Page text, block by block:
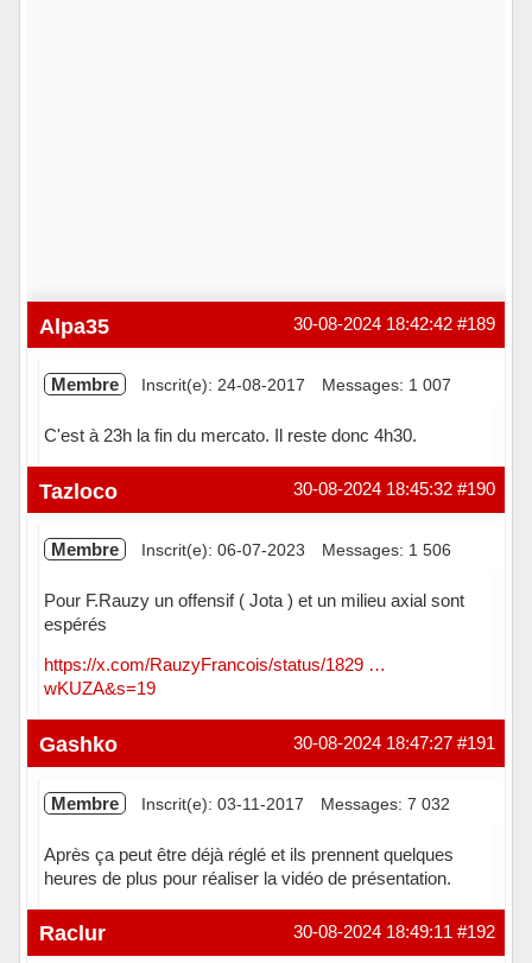
#189
30-08-2024 18:42:42
Alpa35
Membre Inscrit(e): 24-08-2017 Messages: 1 007
C'est à 23h la fin du mercato. Il reste donc 4h30.
Hors ligne #190
30-08-2024 18:45:32
Tazloco
Membre Inscrit(e): 06-07-2023 Messages: 1 506
Pour F.Rauzy un offensif ( Jota ) et un milieu axial sont
espérés
https://x.com/RauzyFrancois/status/1829 …
wKUZA&s=19
Hors ligne #191
30-08-2024 18:47:27
Gashko
Membre Inscrit(e): 03-11-2017 Messages: 7 032
Après ça peut être déjà réglé et ils prennent quelques
heures de plus pour réaliser la vidéo de présentation.
Hors ligne #192
30-08-2024 18:49:11
Raclur